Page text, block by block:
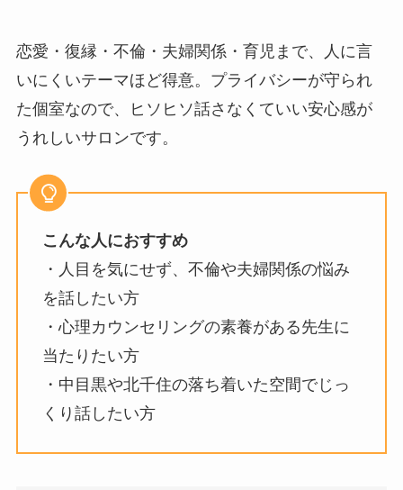
恋愛・復縁・不倫・夫婦関係・育児まで、人に言
いにくいテーマほど得意。プライバシーが守られ
た個室なので、ヒソヒソ話さなくていい安心感が
うれしいサロンです。
こんな人におすすめ
・人目を気にせず、不倫や夫婦関係の悩み
を話したい方
・心理カウンセリングの素養がある先生に
当たりたい方
・中目黒や北千住の落ち着いた空間でじっ
くり話したい方